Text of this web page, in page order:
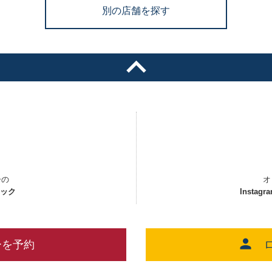
別の店舗を探す
ク
予約